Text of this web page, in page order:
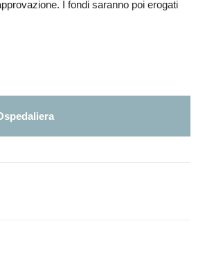
I fondi saranno poi erogati